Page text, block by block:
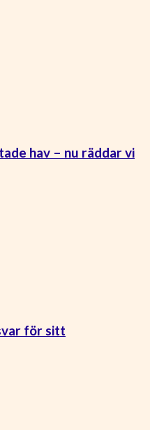
hav – nu räddar vi
för sitt